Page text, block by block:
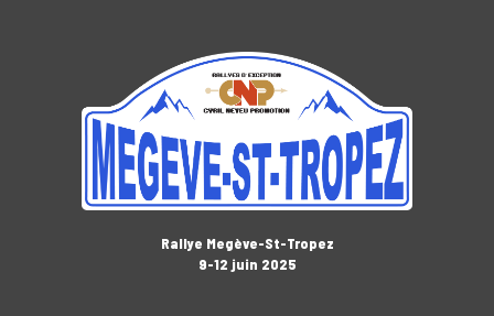
Rallye Megève-St-Tropez
9-12 juin 2025